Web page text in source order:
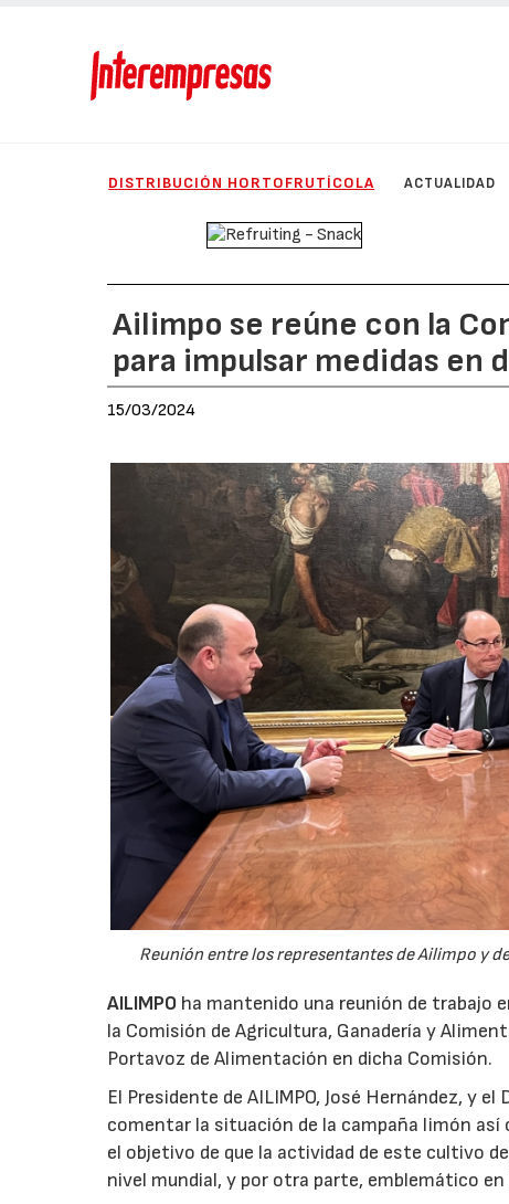
DISTRIBUCIÓN HORTOFRUTÍCOLA ACTUALIDAD
Ailimpo se reúne con la
para impulsar medidas en
15/03/2024
Reunión entre los representantes de Ailimpo y
AILIMPO ha mantenido una reunión de trabajo
la Comisión de Agricultura, Ganadería y
Portavoz de Alimentación en dicha Comisión.
El Presidente de AILIMPO, José Hernández, y
comentar la situación de la campaña limón
el objetivo de que la actividad de este cultivo
nivel mundial, y por otra parte, emblemático